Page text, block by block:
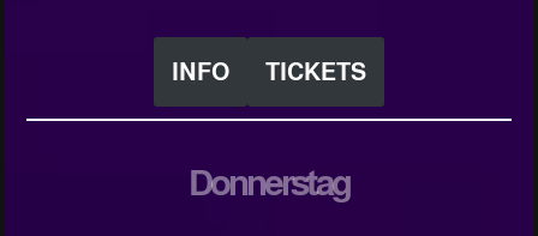
INFO TICKETS
Donnerstag